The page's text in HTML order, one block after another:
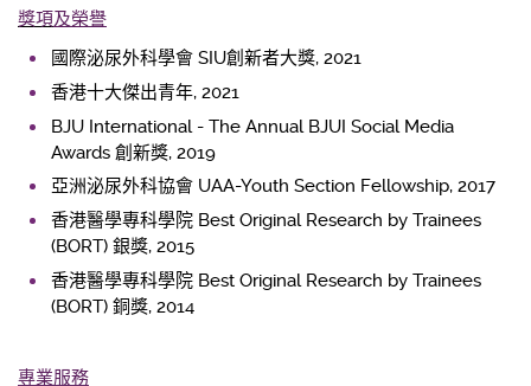
獎項及榮譽
國際泌尿外科學會 SIU創新者大獎, 2021
香港十大傑出青年, 2021
BJU International - The Annual BJUI Social Media
Awards 創新獎, 2019
亞洲泌尿外科協會 UAA-Youth Section Fellowship, 2017
香港醫學專科學院 Best Original Research by Trainees
(BORT) 銀獎, 2015
香港醫學專科學院 Best Original Research by Trainees
(BORT) 銅獎, 2014
專業服務